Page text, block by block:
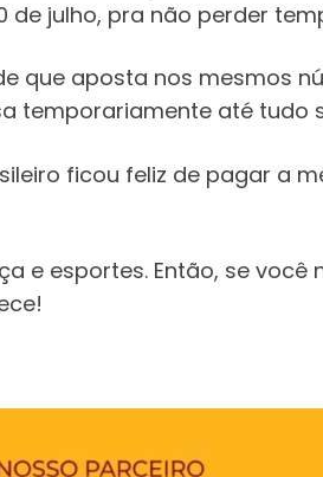
de julho, pra não perder
que aposta nos mesmos
temporariamente até tudo
ficou feliz de pagar a
e esportes. Então, se você